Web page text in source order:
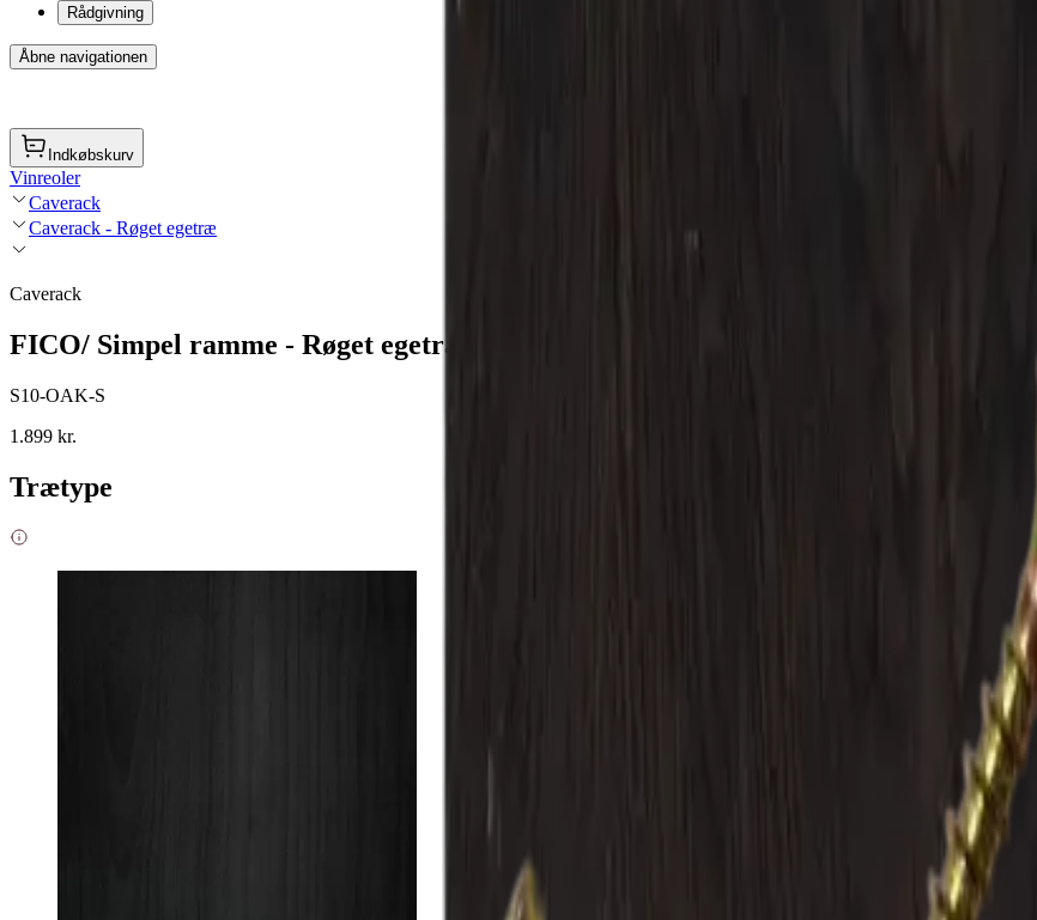
Rådgivning
Åbne navigationen
Indkøbskurv
Vinreoler
Caverack
Caverack - Røget egetræ
Caverack
FICO/ Simpel ramme - Røget egetræ
S10-OAK-S
1.899 kr.
Trætype